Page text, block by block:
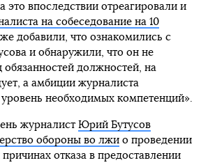
впоследствии отреагировали и
на собеседование на 10
добавили, что ознакомились с
и обнаружили, что он не
обязанностей должностей, на
а амбиции журналиста
необходимых компетенций».
журналист Юрий Бутусов
обороны во лжио проведении
отказа в предоставлении